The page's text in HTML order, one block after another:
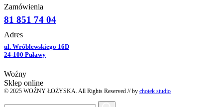
Zamówienia
81 851 74 04
Adres
ul. Wróblewskiego 16D
24-100 Puławy
Woźny
Sklep online
© 2025 WOŹNY ŁOŻYSKA. All Rights Reserved // by chotek studio